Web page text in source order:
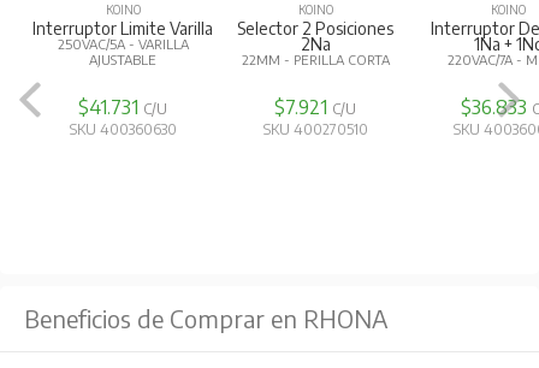
KOINO
Interruptor Limite Varilla
250VAC/5A - VARILLA
AJUSTABLE
$41.731 C/U
SKU 400360630
KOINO
Selector 2 Posiciones
2Na
22MM - PERILLA CORTA
$7.921 C/U
SKU 400270510
KOINO
Interruptor
1Na +
220VAC/7A -
$36.833
SKU
Beneficios de Comprar en RHONA